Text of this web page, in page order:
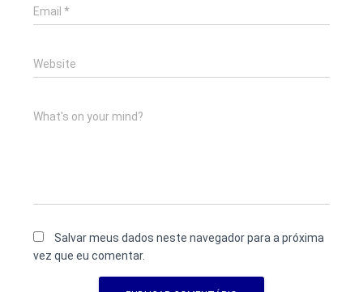
Email *
Website
What's on your mind?
Salvar meus dados neste navegador para a próxima
vez que eu comentar.